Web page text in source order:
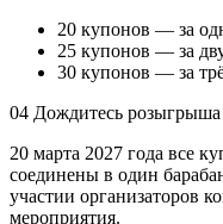
20 купонов — за
25 купонов — за
30 купонов — за
04 Дождитесь розыгрыша
20 марта 2027 года все
соединены в один
участии организаторов
мероприятия.